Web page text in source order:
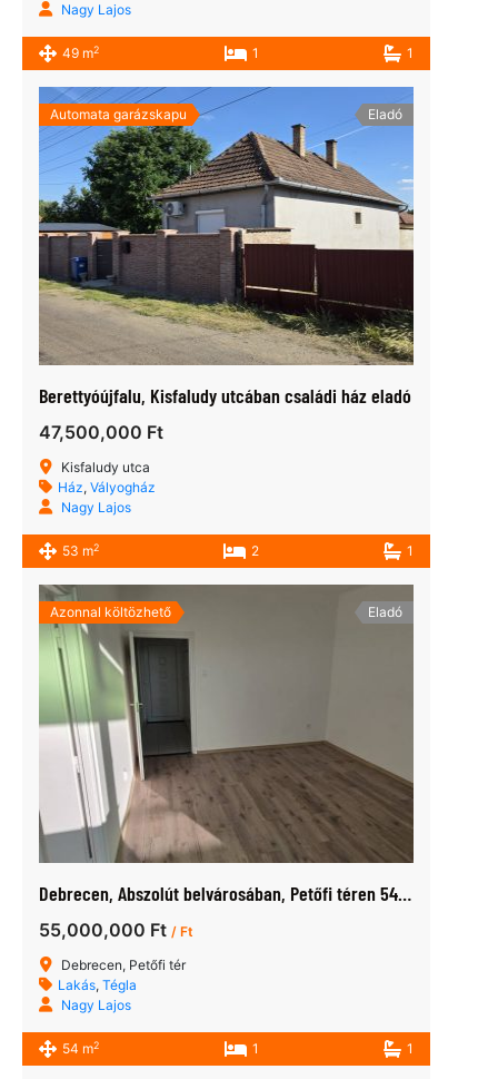
Nagy Lajos
49 m2 1 1
Automata garázskapu Eladó
Berettyóújfalu, Kisfaludy utcában családi ház eladó
47,500,000 Ft
Kisfaludy utca
Ház, Vályogház
Nagy Lajos
53 m2 2 1
Azonnal költözhető Eladó
Debrecen, Abszolút belvárosában, Petőfi téren 54 nm lakás eladó
55,000,000 Ft / Ft
Debrecen, Petőfi tér
Lakás, Tégla
Nagy Lajos
54 m2 1 1